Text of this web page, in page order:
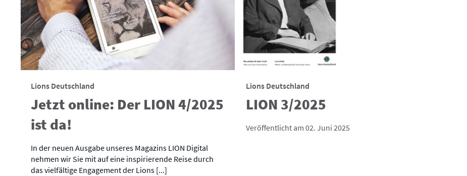
Lions Deutschland
Jetzt online: Der LION 4/2025
ist da!
In der neuen Ausgabe unseres Magazins LION Digital
nehmen wir Sie mit auf eine inspirierende Reise durch
das vielfältige Engagement der Lions [...]
Lions Deutschland
LION 3/2025
Veröffentlicht am 02. Juni 2025